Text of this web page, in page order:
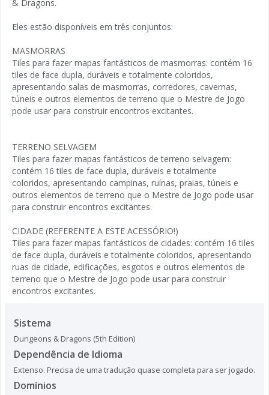
& Dragons.
Eles estão disponíveis em três conjuntos:
MASMORRAS
Tiles para fazer mapas fantásticos de masmorras: contém 16
tiles de face dupla, duráveis e totalmente coloridos,
apresentando salas de masmorras, corredores, cavernas,
túneis e outros elementos de terreno que o Mestre de Jogo
pode usar para construir encontros excitantes.
TERRENO SELVAGEM
Tiles para fazer mapas fantásticos de terreno selvagem:
contém 16 tiles de face dupla, duráveis e totalmente
coloridos, apresentando campinas, ruínas, praias, túneis e
outros elementos de terreno que o Mestre de Jogo pode usar
para construir encontros excitantes.
CIDADE (REFERENTE A ESTE ACESSÓRIO!)
Tiles para fazer mapas fantásticos de cidades: contém 16 tiles
de face dupla, duráveis e totalmente coloridos, apresentando
ruas de cidade, edificações, esgotos e outros elementos de
terreno que o Mestre de Jogo pode usar para construir
encontros excitantes.
Sistema
Dungeons & Dragons (5th Edition)
Dependência de Idioma
Extenso. Precisa de uma tradução quase completa para ser jogado.
Domínios